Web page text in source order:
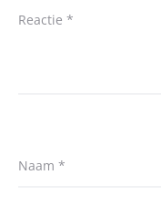
Reactie *
Naam *